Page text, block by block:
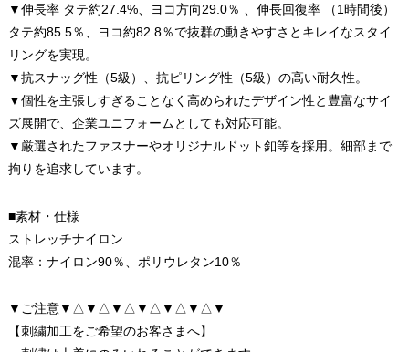
▼伸長率 タテ約27.4%、ヨコ方向29.0％ 、伸長回復率 （1時間後）
タテ約85.5％、ヨコ約82.8％で抜群の動きやすさとキレイなスタイ
リングを実現。
▼抗スナッグ性（5級）、抗ピリング性（5級）の高い耐久性。
▼個性を主張しすぎることなく高められたデザイン性と豊富なサイ
ズ展開で、企業ユニフォームとしても対応可能。
▼厳選されたファスナーやオリジナルドット釦等を採用。細部まで
拘りを追求しています。
■素材・仕様
ストレッチナイロン
混率：ナイロン90％、ポリウレタン10％
▼ご注意▼△▼△▼△▼△▼△▼△▼
【刺繍加工をご希望のお客さまへ】